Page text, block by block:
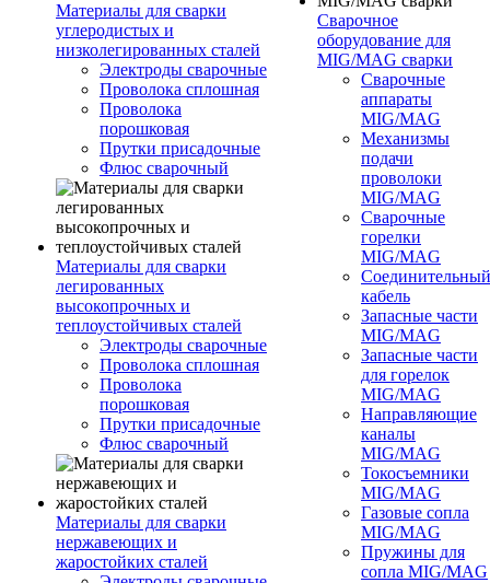
Материалы для сварки
углеродистых и
низколегированных сталей
Электроды сварочные
Проволока сплошная
Проволока
порошковая
Прутки присадочные
Флюс сварочный
Материалы для сварки
легированных
высокопрочных и
теплоустойчивых сталей
Электроды сварочные
Проволока сплошная
Проволока
порошковая
Прутки присадочные
Флюс сварочный
Материалы для сварки
нержавеющих и
жаростойких сталей
Сварочное
оборудование для
MIG/MAG сварки
Сварочные
аппараты
MIG/MAG
Механизмы
подачи
проволоки
MIG/MAG
Сварочные
горелки
MIG/MAG
Соединительный
кабель
Запасные части
MIG/MAG
Запасные части
для горелок
MIG/MAG
Направляющие
каналы
MIG/MAG
Токосъемники
MIG/MAG
Газовые сопла
MIG/MAG
Пружины для
сопла MIG/MAG